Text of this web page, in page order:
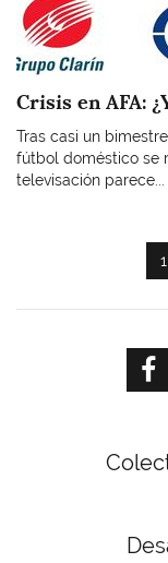
Crisis en AFA:
Tras casi un
fútbol doméstico se
televisación parece...
1